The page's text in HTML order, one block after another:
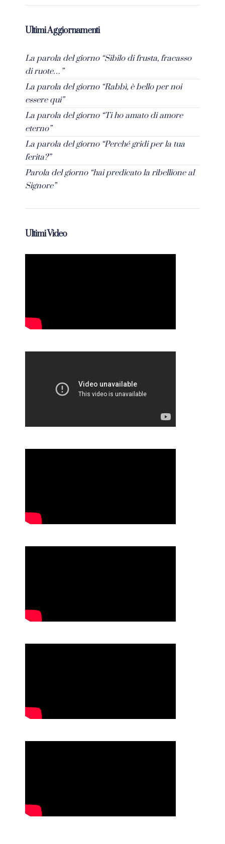
Ultimi Aggiornamenti
La parola del giorno “Sibilo di frusta, fracasso
di ruote…”
La parola del giorno “Rabbì, è bello per noi
essere qui”
La parola del giorno “Ti ho amato di amore
eterno”
La parola del giorno “Perché gridi per la tua
ferita?”
Parola del giorno “hai predicato la ribellione al
Signore”
Ultimi Video